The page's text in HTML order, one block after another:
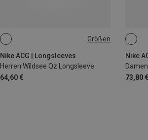
Größen
Nike ACG | Longsleeves
Herren Wildsee Qz Longsleeve
64,60 €
S
Nike
73,80 €
XS